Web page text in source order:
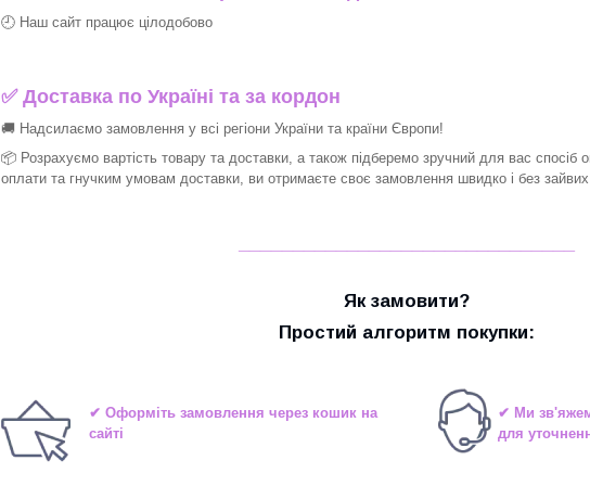
🕘 Наш сайт працює цілодобово
✅ Доставка по Україні та за кордон
🚚 Надсилаємо замовлення у всі регіони України та країни Європи!
📦 Розрахуємо вартість товару та доставки, а також підберемо зручний для вас
оплати та гнучким умовам доставки, ви отримаєте своє замовлення швидко і без
Як замовити?
Простий алгоритм покупки:
✔ Оформіть замовлення через кошик на
сайті
✔ Ми
для